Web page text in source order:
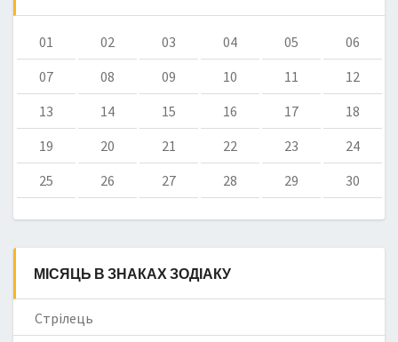
01 02 03 04 05
06
07
08 09 10 11
12
13
14 15 16 17
18
19
20 21 22 23
24
25
26 27 28 29 30
МІСЯЦЬ В ЗНАКАХ ЗОДІАКУ
Стрілець